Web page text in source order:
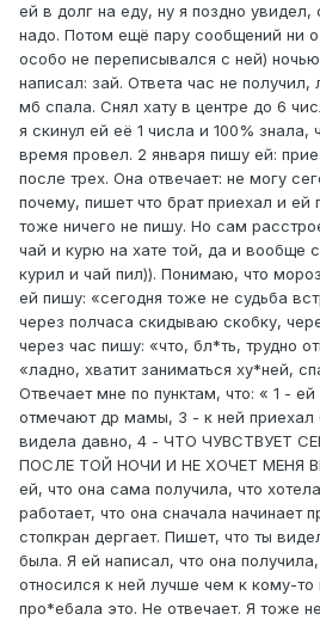
ей в долг на еду, ну я поздно увидел,
надо. Потом ещё пару сообщений ни
особо не переписывался с ней)
написал: зай. Ответа час не получил,
мб спала. Снял хату в центре до 6
я скинул ей её 1 числа и 100% знала,
время провел. 2 января пишу ей:
после трех. Она отвечает: не могу
почему, пишет что брат приехал и ей
тоже ничего не пишу. Но сам
чай и курю на хате той, да и вообще
курил и чай пил)). Понимаю, что
ей пишу: «сегодня тоже не судьба
через полчаса скидываю скобку,
через час пишу: «что, бл*ть, трудно
«ладно, хватит заниматься ху*ней,
Отвечает мне по пунктам, что: « 1 -
отмечают др мамы, 3 - к ней приехал
видела давно, 4 - ЧТО ЧУВСТВУЕТ
ПОСЛЕ ТОЙ НОЧИ И НЕ ХОЧЕТ МЕНЯ
ей, что она сама получила, что
работает, что она сначала начинает
стопкран дергает. Пишет, что ты
была. Я ей написал, что она
относился к ней лучше чем к кому-
про*ебала это. Не отвечает. Я тоже